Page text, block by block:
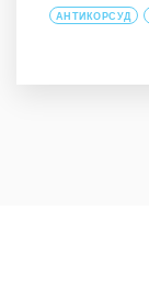
АНТИКОРСУД